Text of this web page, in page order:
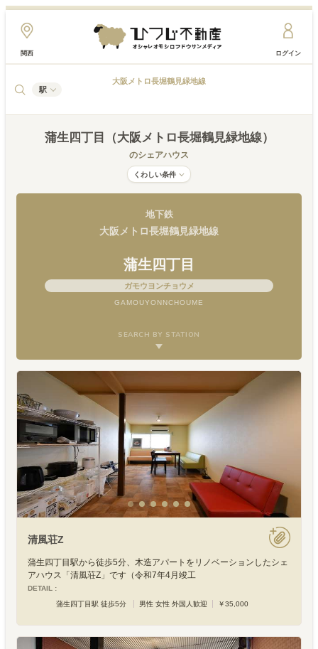
関西 ログイン
駅
大阪メトロ長堀鶴見緑地線
蒲生四丁目（大阪メトロ長堀鶴見緑地線）
のシェアハウス
くわしい条件
地下鉄
大阪メトロ長堀鶴見緑地線
蒲生四丁目
ガモウヨンチョウメ
GAMOUYONNCHOUME
SEARCH BY STATION
清風荘Z
蒲生四丁目駅から徒歩5分、木造アパートをリノベーションしたシェ
アハウス「清風荘Z」です（令和7年4月竣工
DETAIL :
蒲生四丁目駅 徒歩5分
男性 女性 外国人歓迎 ￥35,000